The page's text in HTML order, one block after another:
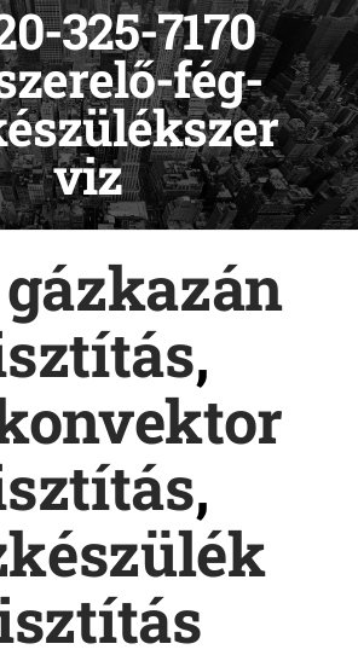
325-7170
fég-
viz
,
,